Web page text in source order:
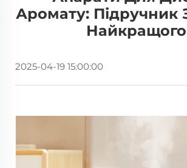
Аромату: Підручник
Найкращого
2025-04-19 15:00:00